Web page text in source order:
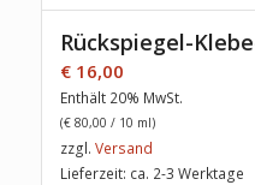
Rückspiegel-
€16,00
Enthält 20% MwSt.
(€80,00 / 10 ml)
zzgl. Versand
Lieferzeit: ca. 2-3 Werktage